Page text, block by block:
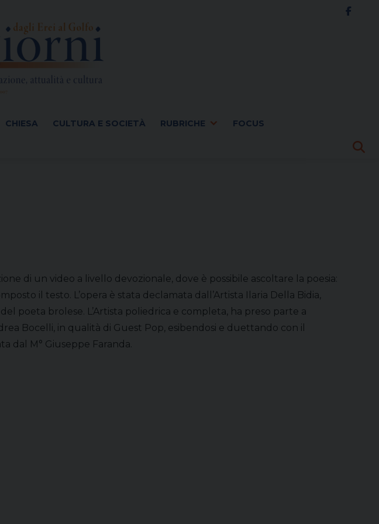
CHIESA CULTURA E SOCIETÀ RUBRICHE FOCUS
di un video a livello devozionale, dove è possibile ascoltare la poesia:
il testo. L’opera è stata declamata dall’Artista Ilaria Della Bidia,
poeta brolese. L’Artista poliedrica e completa, ha preso parte a
Bocelli, in qualità di Guest Pop, esibendosi e duettando con il
dal M° Giuseppe Faranda.